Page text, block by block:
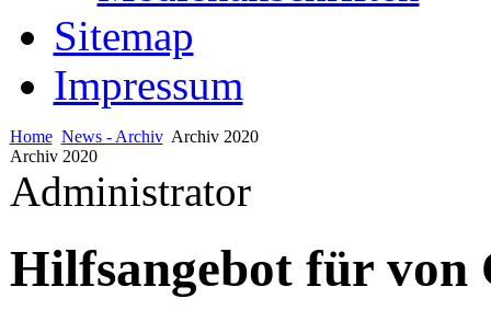
Sitemap
Impressum
Home News - Archiv Archiv 2020
Archiv 2020
Administrator
Hilfsangebot für von